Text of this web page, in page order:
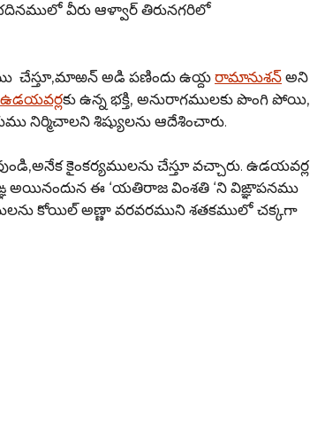
వీరు ఆళ్వార్ తిరునగరిలో
చేస్తూ,మాఱన్ అడి పణిందు ఉయ్ద రామానుశన్ అని
ఉడయవర్లకు ఉన్న భక్తి, అనురాగములకు పొంగి పోయి,
నిర్మిచాలని శిష్యులను ఆదేశించారు.
కైంకర్యములను చేస్తూ వచ్చారు. ఉడయవర్ల
అయినందున ఈ ‘యతిరాజ వింశతి ‘ని విఙ్ఞాపనము
కోయిల్ అణ్ణా వరవరముని శతకములో చక్కగా